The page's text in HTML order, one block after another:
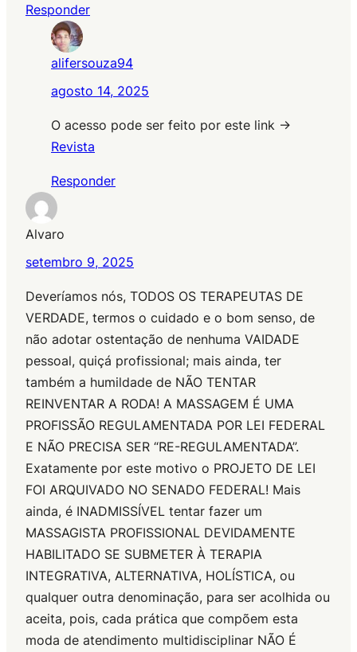
Responder
alifersouza94
agosto 14, 2025
O acesso pode ser feito por este link ->
Revista
Responder
Alvaro
setembro 9, 2025
Deveríamos nós, TODOS OS TERAPEUTAS DE
VERDADE, termos o cuidado e o bom senso, de
não adotar ostentação de nenhuma VAIDADE
pessoal, quiçá profissional; mais ainda, ter
também a humildade de NÃO TENTAR
REINVENTAR A RODA! A MASSAGEM É UMA
PROFISSÃO REGULAMENTADA POR LEI FEDERAL
E NÃO PRECISA SER “RE-REGULAMENTADA”.
Exatamente por este motivo o PROJETO DE LEI
FOI ARQUIVADO NO SENADO FEDERAL! Mais
ainda, é INADMISSÍVEL tentar fazer um
MASSAGISTA PROFISSIONAL DEVIDAMENTE
HABILITADO SE SUBMETER À TERAPIA
INTEGRATIVA, ALTERNATIVA, HOLÍSTICA, ou
qualquer outra denominação, para ser acolhida ou
aceita, pois, cada prática que compõem esta
moda de atendimento multidisciplinar NÃO É